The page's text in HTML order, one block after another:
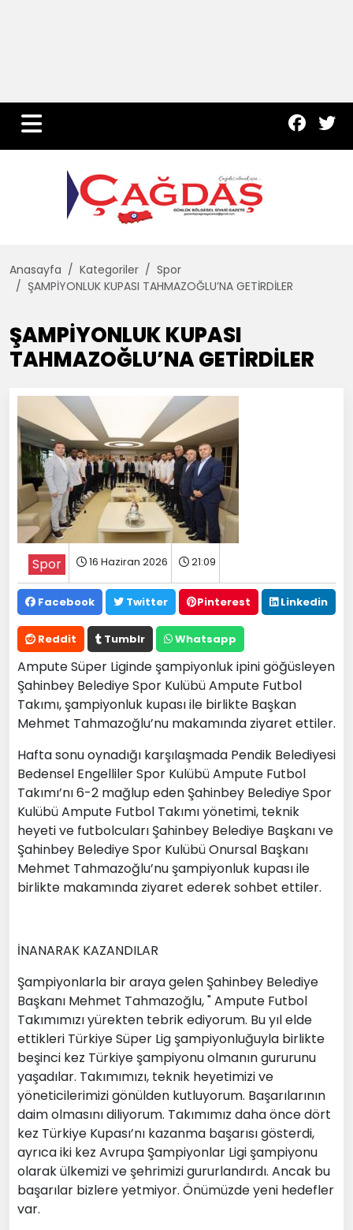
Teknoloji
Anasayfa Kategoriler
Spor
ŞAMPİYONLUK KUPASI TAHMAZOĞLU’NA GETİRDİLER
ŞAMPİYONLUK KUPASI
TAHMAZOĞLU’NA GETİRDİLER
Spor 16 Haziran 2026 21:09
Facebook Twitter Pinterest Linkedin
Reddit Tumblr Whatsapp
Ampute Süper Liginde şampiyonluk ipini göğüsleyen
Şahinbey Belediye Spor Kulübü Ampute Futbol
Takımı, şampiyonluk kupası ile birlikte Başkan
Mehmet Tahmazoğlu’nu makamında ziyaret ettiler.
Hafta sonu oynadığı karşılaşmada Pendik Belediyesi
Bedensel Engelliler Spor Kulübü Ampute Futbol
Takımı’nı 6-2 mağlup eden Şahinbey Belediye Spor
Kulübü Ampute Futbol Takımı yönetimi, teknik
heyeti ve futbolcuları Şahinbey Belediye Başkanı ve
Şahinbey Belediye Spor Kulübü Onursal Başkanı
Mehmet Tahmazoğlu’nu şampiyonluk kupası ile
birlikte makamında ziyaret ederek sohbet ettiler.
İNANARAK KAZANDILAR
Şampiyonlarla bir araya gelen Şahinbey Belediye
Başkanı Mehmet Tahmazoğlu, " Ampute Futbol
Takımımızı yürekten tebrik ediyorum. Bu yıl elde
ettikleri Türkiye Süper Lig şampiyonluğuyla birlikte
beşinci kez Türkiye şampiyonu olmanın gururunu
yaşadılar. Takımımızı, teknik heyetimizi ve
yöneticilerimizi gönülden kutluyorum. Başarılarının
daim olmasını diliyorum. Takımımız daha önce dört
kez Türkiye Kupası’nı kazanma başarısı gösterdi,
ayrıca iki kez Avrupa Şampiyonlar Ligi şampiyonu
olarak ülkemizi ve şehrimizi gururlandırdı. Ancak bu
başarılar bizlere yetmiyor. Önümüzde yeni hedefler
var.